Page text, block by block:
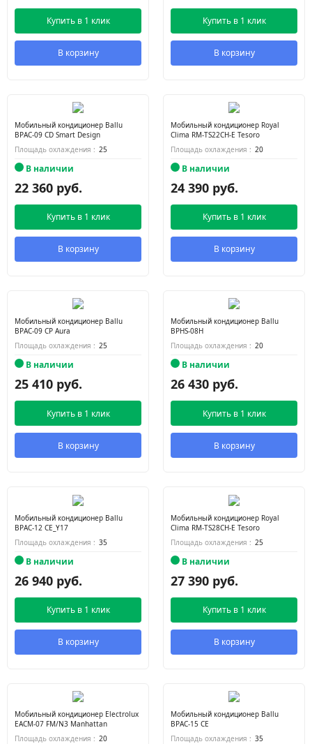
Купить в 1 клик
В корзину
Купить в 1 клик
В корзину
Мобильный кондиционер Ballu
BPAC-09 CD Smart Design
Площадь охлаждения : 25
В наличии
22 360 руб.
Купить в 1 клик
В корзину
Мобильный кондиционер Royal
Clima RM-TS22CH-E Tesoro
Площадь охлаждения : 20
В наличии
24 390 руб.
Купить в 1 клик
В корзину
Мобильный кондиционер Ballu
BPAC-09 CP Aura
Площадь охлаждения : 25
В наличии
25 410 руб.
Купить в 1 клик
В корзину
Мобильный кондиционер Ballu
BPHS-08H
Площадь охлаждения : 20
В наличии
26 430 руб.
Купить в 1 клик
В корзину
Мобильный кондиционер Ballu
BPAC-12 CE_Y17
Площадь охлаждения : 35
В наличии
26 940 руб.
Купить в 1 клик
В корзину
Мобильный кондиционер Royal
Clima RM-TS28CH-E Tesoro
Площадь охлаждения : 25
В наличии
27 390 руб.
Купить в 1 клик
В корзину
Мобильный кондиционер Electrolux
EACM-07 FM/N3 Manhattan
Площадь охлаждения : 20
Мобильный кондиционер Ballu
BPAC-15 CE
Площадь охлаждения : 35